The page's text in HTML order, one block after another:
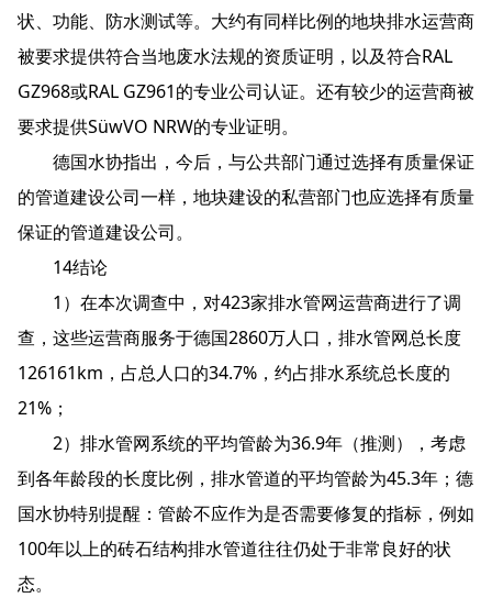
状、功能、防水测试等。大约有同样比例的地块排水运营商
被要求提供符合当地废水法规的资质证明，以及符合RAL
GZ968或RAL GZ961的专业公司认证。还有较少的运营商被
要求提供SüwVO NRW的专业证明。
德国水协指出，今后，与公共部门通过选择有质量保证
的管道建设公司一样，地块建设的私营部门也应选择有质量
保证的管道建设公司。
14结论
1）在本次调查中，对423家排水管网运营商进行了调
查，这些运营商服务于德国2860万人口，排水管网总长度
126161km，占总人口的34.7%，约占排水系统总长度的
21%；
2）排水管网系统的平均管龄为36.9年（推测），考虑
到各年龄段的长度比例，排水管道的平均管龄为45.3年；德
国水协特别提醒：管龄不应作为是否需要修复的指标，例如
100年以上的砖石结构排水管道往往仍处于非常良好的状
态。